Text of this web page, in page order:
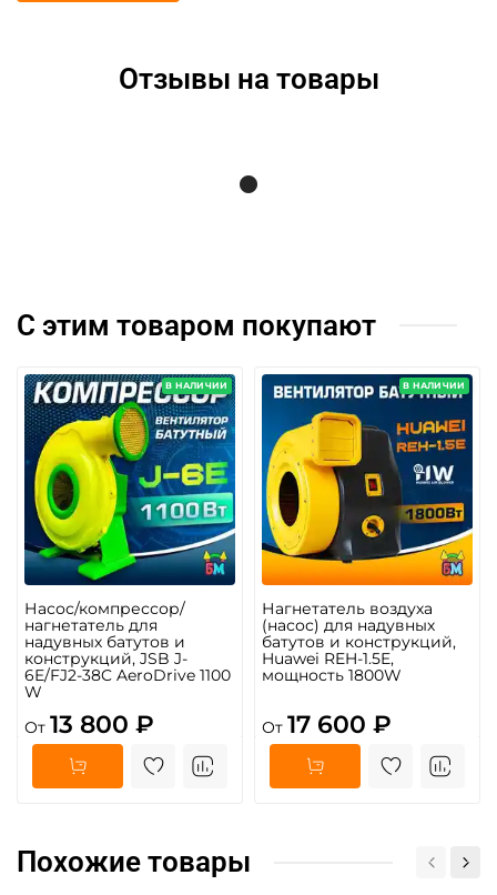
Отзывы на товары
С этим товаром покупают
В НАЛИЧИИ
Насос/компрессор/
нагнетатель для
надувных батутов и
конструкций, JSB J-
6E/FJ2-38C AeroDrive 1100
W
От 13 800 ₽
В НАЛИЧИИ
Нагнетатель воздуха
(насос) для надувных
батутов и конструкций,
Huawei REH-1.5E,
мощность 1800W
От 17 600 ₽
Похожие товары